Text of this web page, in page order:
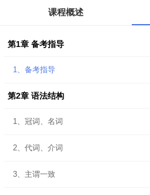
课程概述
第1章 备考指导
1、备考指导
第2章 语法结构
1、冠词、名词
2、代词、介词
3、主谓一致